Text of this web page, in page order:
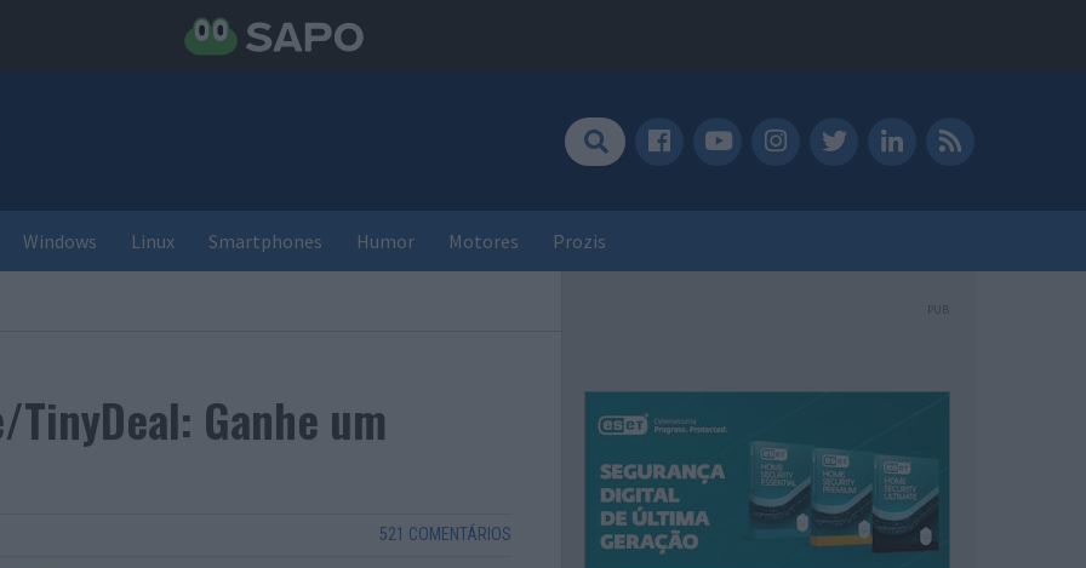
Windows Linux Smartphones Humor Motores Prozis
Ganhe um
521 COMENTÁRIOS
PUB